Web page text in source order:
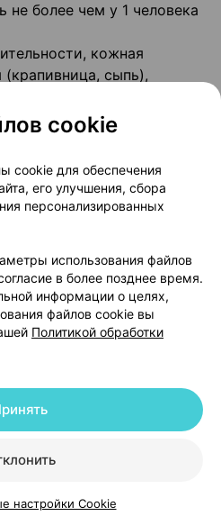
ИзбранноеПрофиль
не более чем у 1 человека
кожная
(крапивница, сыпь),
(аллергический
нарушение сна;
боль;
нарушение
аккомодации), нарушение
с закрытоугольной
(тахикардия), ощущение
артериального
печеночных ферментов;
покраснение кожи
(чаще у пациентов
cookie
cookie для обеспечения
его улучшения, сбора
персонализированных
использования файлов
в более позднее время.
информации о целях,
файлов cookie вы
Политикой обработки
настройки Cookie